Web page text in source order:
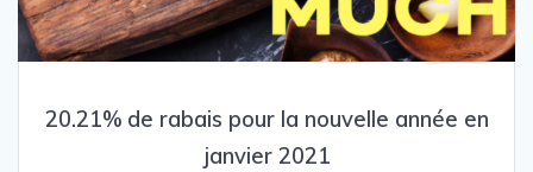
20.21% de rabais pour la nouvelle année en
janvier 2021